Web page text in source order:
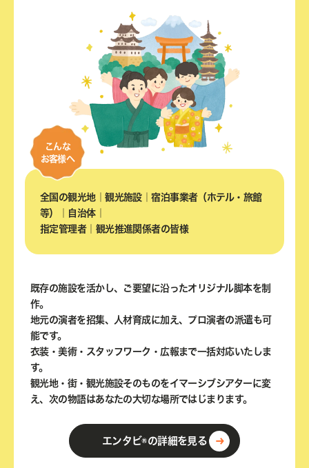
こんな
お客様へ
全国の観光地｜観光施設｜宿泊事業者（ホテル・旅館
等）｜自治体｜
指定管理者｜観光推進関係者の皆様
既存の施設を活かし、ご要望に沿ったオリジナル脚本を制
作。
地元の演者を招集、人材育成に加え、プロ演者の派遣も可
能です。
衣装・美術・スタッフワーク・広報まで一括対応いたしま
す。
観光地・街・観光施設そのものをイマーシブシアターに変
え、次の物語はあなたの大切な場所ではじまります。
エンタビ®の詳細を見る